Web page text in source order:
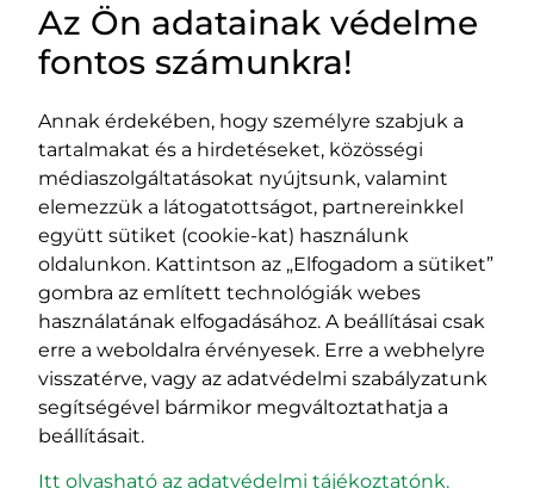
HASZNOS LINKEK
Impresszum
Adatvédelmi szabályzat
EPP program
400029 Kolozsvár,
Fürdő (Card. Iuliu Hossu) utca, 41.
szám
tel/fax:0723 250 321
email:office@rmdsz.ro
400489 Kolozsvár,
Majális utca, 60.
szám
tel/fax:0264 590 758
email:
office@rmdsz.ro
Az Ön adatainak védelme
fontos számunkra!
Annak érdekében, hogy személyre szabjuk a
tartalmakat és a hirdetéseket, közösségi
médiaszolgáltatásokat nyújtsunk, valamint
elemezzük a látogatottságot, partnereinkkel
együtt sütiket (cookie-kat) használunk
oldalunkon. Kattintson az „Elfogadom a sütiket”
gombra az említett technológiák webes
használatának elfogadásához. A beállításai csak
erre a weboldalra érvényesek. Erre a webhelyre
visszatérve, vagy az adatvédelmi szabályzatunk
segítségével bármikor megváltoztathatja a
beállításait.
Itt olvasható az adatvédelmi tájékoztatónk.